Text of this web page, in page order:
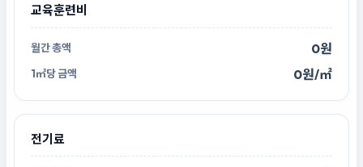
교육훈련비
0원
0원/㎡
전기료